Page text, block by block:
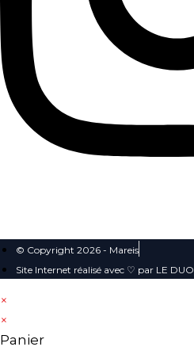
© Copyright 2026 - Mareis
Site Internet réalisé avec ♡ par LE DUO
×
×
Panier